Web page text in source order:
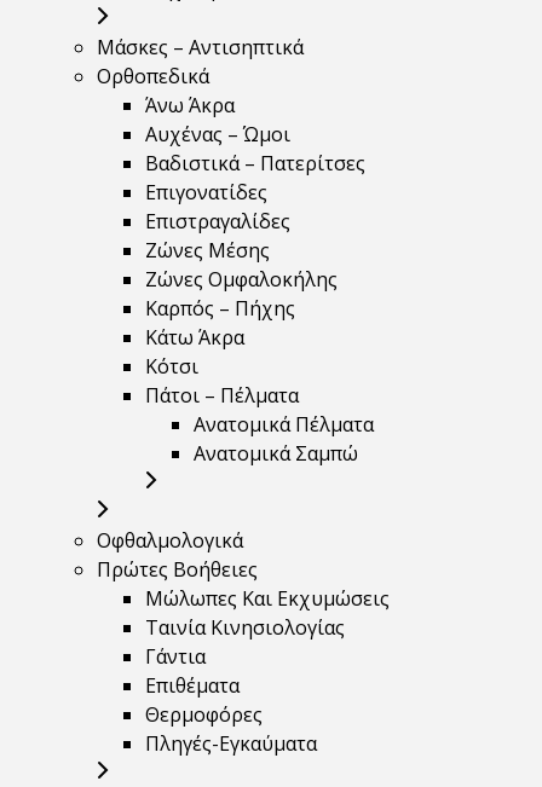
Μάσκες – Αντισηπτικά
Ορθοπεδικά
Άνω Άκρα
Αυχένας – Ώμοι
Βαδιστικά – Πατερίτσες
Επιγονατίδες
Επιστραγαλίδες
Ζώνες Μέσης
Ζώνες Ομφαλοκήλης
Καρπός – Πήχης
Κάτω Άκρα
Κότσι
Πάτοι – Πέλματα
Ανατομικά Πέλματα
Ανατομικά Σαμπώ
Οφθαλμολογικά
Πρώτες Βοήθειες
Μώλωπες Και Εκχυμώσεις
Ταινία Κινησιολογίας
Γάντια
Επιθέματα
Θερμοφόρες
Πληγές-Εγκαύματα